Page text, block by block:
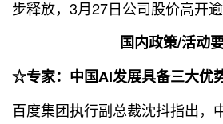
步释放，3月27日公司股价高开逾
国内政策/活动
☆专家：中国AI发展具备三大优
百度集团执行副总裁沈抖指出，